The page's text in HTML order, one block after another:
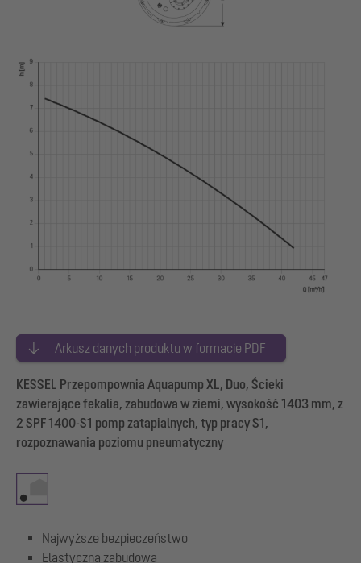
Arkusz danych produktu w formacie PDF
KESSEL Przepompownia Aquapump XL, Duo, Ścieki
zawierające fekalia, zabudowa w ziemi, wysokość 1403 mm, z
2 SPF 1400-S1 pomp zatapialnych, typ pracy S1,
rozpoznawania poziomu pneumatyczny
Najwyższe bezpieczeństwo
Elastyczna zabudowa